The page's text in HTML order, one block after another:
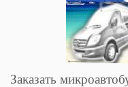
Заказать